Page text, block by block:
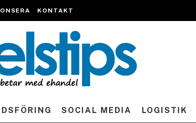
KONTAKT
SOCIAL MEDIA LOGISTIK